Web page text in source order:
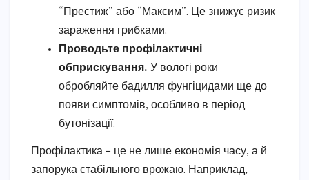
“Престиж” або “Максим”. Це знижує ризик
зараження грибками.
Проводьте профілактичні
обприскування. У вологі роки
обробляйте бадилля фунгіцидами ще до
появи симптомів, особливо в період
бутонізації.
Профілактика – це не лише економія часу, а й
запорука стабільного врожаю. Наприклад,